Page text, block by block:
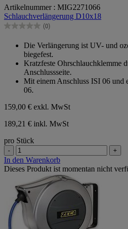
von
5
Sternen.
Artikelnummer : MIG2271066
Schlauchverlängerung D10x18
(0)
0.0
Sternen.
Die Verlängerung ist UV- und
biegefest.
Kratzfeste Ohrschlauchklemme
Anschlussseite.
Mit einem Anschluss ISI 06 und
06.
159,00 € exkl. MwSt
189,21 € inkl. MwSt
pro Stück
- +
In den Warenkorb
Dieses Produkt ist momentan nicht